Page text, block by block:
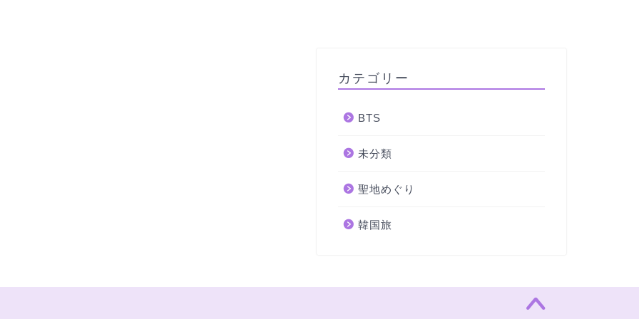
カテゴリー
BTS
未分類
聖地めぐり
韓国旅